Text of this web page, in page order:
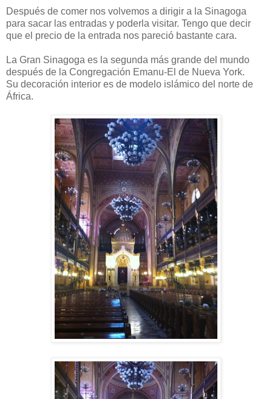
Después de comer nos volvemos a dirigir a la Sinagoga
para sacar las entradas y poderla visitar. Tengo que decir
que el precio de la entrada nos pareció bastante cara.
La Gran Sinagoga es la segunda más grande del mundo
después de la Congregación Emanu-El de Nueva York.
Su decoración interior es de modelo islámico del norte de
África.